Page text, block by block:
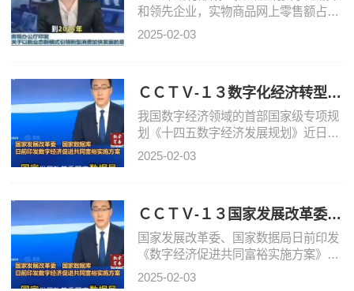
型消费加快
和领先企业，实物商品网上零售额占社
会消费品零售总额比重显著提高，互联
2025-02-03
ＣＣＴＶ-１３数字化经济转型升
级，纳入国家未来计划!
我国数字经济领域的首部国家级专项规
划《十四五数字经济发展规划》近日发
布。国家发展改革委有关负责人介绍，
2025-02-03
ＣＣＴＶ-１３国家发展改革委、
国家数据局 《数字经济促进共同
富裕实施
国家发展改革委、国家数据局日前印发
《数字经济促进共同富裕实施方案》，
旨在推动数字技术和实体经济深度融
2025-02-03